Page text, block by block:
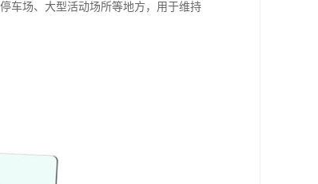
车场、大型活动场所等地方，用于维持